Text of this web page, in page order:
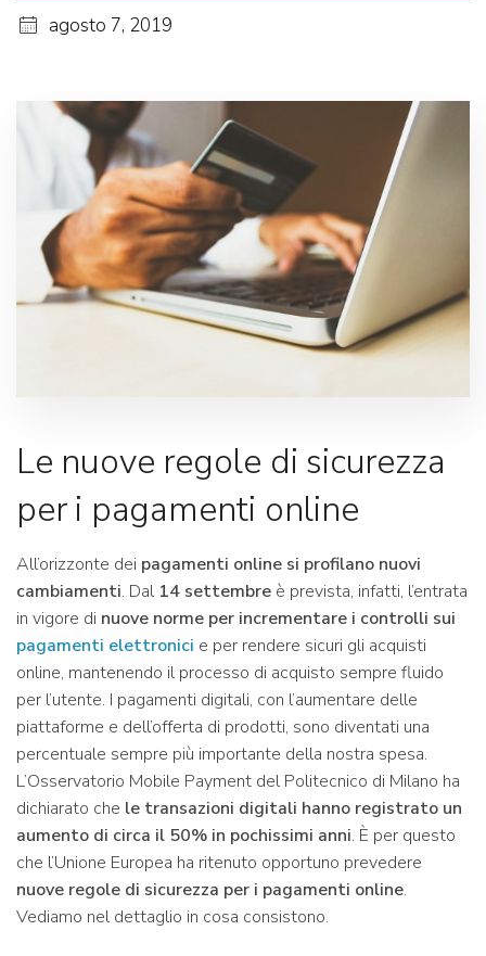
agosto 7, 2019
Le nuove regole di sicurezza
per i pagamenti online
All’orizzonte dei pagamenti online si profilano nuovi
cambiamenti. Dal 14 settembre è prevista, infatti, l’entrata
in vigore di nuove norme per incrementare i controlli sui
pagamenti elettronici e per rendere sicuri gli acquisti
online, mantenendo il processo di acquisto sempre fluido
per l’utente. I pagamenti digitali, con l’aumentare delle
piattaforme e dell’offerta di prodotti, sono diventati una
percentuale sempre più importante della nostra spesa.
L’Osservatorio Mobile Payment del Politecnico di Milano ha
dichiarato che le transazioni digitali hanno registrato un
aumento di circa il 50% in pochissimi anni. È per questo
che l’Unione Europea ha ritenuto opportuno prevedere
nuove regole di sicurezza per i pagamenti online.
Vediamo nel dettaglio in cosa consistono.